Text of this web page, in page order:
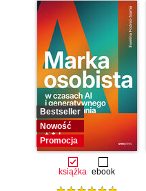
Bestseller
Nowość
Promocja
książka ebook